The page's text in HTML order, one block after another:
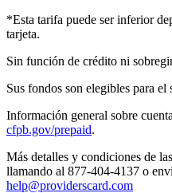
*Esta tarifa puede ser inferior
tarjeta.
Sin función de crédito ni
Sus fondos son elegibles para
Información general sobre
cfpb.gov/prepaid.
Más detalles y condiciones de
llamando al 877-404-4137 o
help@providerscard.com